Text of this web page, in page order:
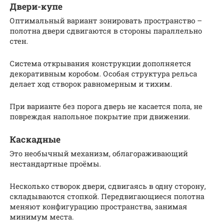
Двери-купе
Оптимальный вариант зонировать пространство –
полотна двери сдвигаются в стороны параллельно
стен.
Система открывания конструкции дополняется
декоративным коробом. Особая структура рельса
делает ход створок равномерным и тихим.
При варианте без порога дверь не касается пола, не
повреждая напольное покрытие при движении.
Каскадные
Это необычный механизм, облагораживающий
нестандартные проёмы.
Несколько створок двери, сдвигаясь в одну сторону,
складываются стопкой. Передвигающиеся полотна
меняют конфигурацию пространства, занимая
минимум места.